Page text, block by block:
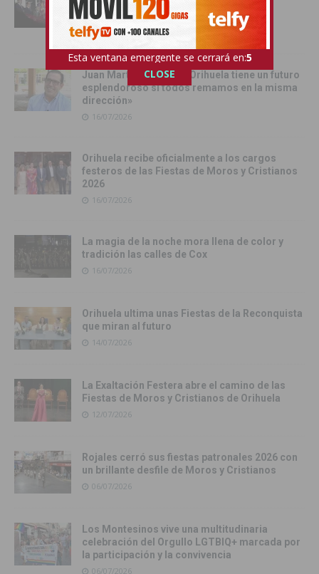
con la Exposición Pública de la Gloriosa
Enseña del Oriol
17/07/2026
Juan Martínez Tomé: «Orihuela tiene un futuro
esplendoroso si todos remamos en la misma
dirección»
16/07/2026
Orihuela recibe oficialmente a los cargos
festeros de las Fiestas de Moros y Cristianos
2026
16/07/2026
La magia de la noche mora llena de color y
tradición las calles de Cox
16/07/2026
Orihuela ultima unas Fiestas de la Reconquista
que miran al futuro
14/07/2026
La Exaltación Festera abre el camino de las
Fiestas de Moros y Cristianos de Orihuela
12/07/2026
Rojales cerró sus fiestas patronales 2026 con
un brillante desfile de Moros y Cristianos
06/07/2026
Los Montesinos vive una multitudinaria
celebración del Orgullo LGTBIQ+ marcada por
la participación y la convivencia
06/07/2026
Esta ventana emergente se cerrará en:3
CLOSE